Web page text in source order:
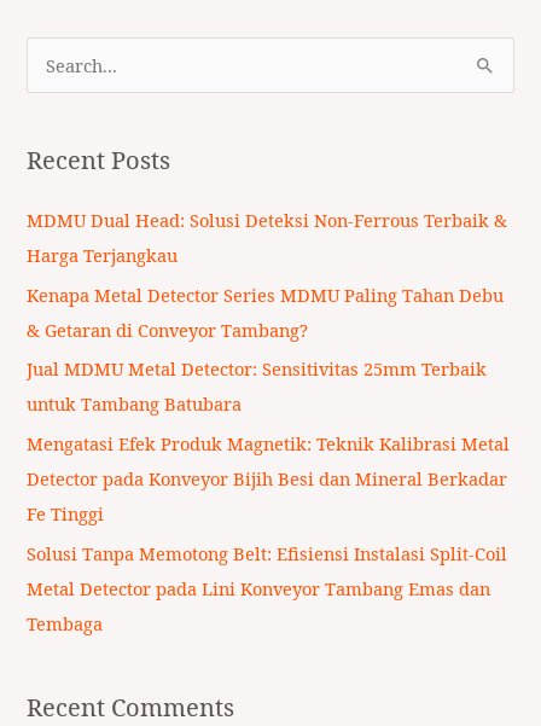
r
c
h
:
Recent Posts
MDMU Dual Head: Solusi Deteksi Non-Ferrous Terbaik &
Harga Terjangkau
Kenapa Metal Detector Series MDMU Paling Tahan Debu
& Getaran di Conveyor Tambang?
Jual MDMU Metal Detector: Sensitivitas 25mm Terbaik
untuk Tambang Batubara
Mengatasi Efek Produk Magnetik: Teknik Kalibrasi Metal
Detector pada Konveyor Bijih Besi dan Mineral Berkadar
Fe Tinggi
Solusi Tanpa Memotong Belt: Efisiensi Instalasi Split-Coil
Metal Detector pada Lini Konveyor Tambang Emas dan
Tembaga
Recent Comments